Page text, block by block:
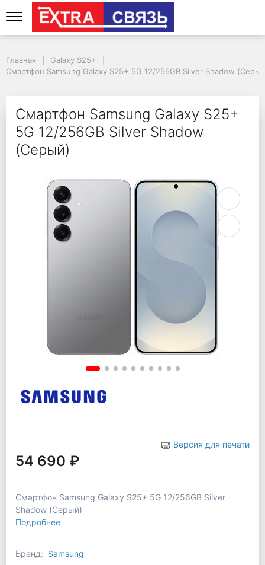
Смартфон Samsung
Главная
Galaxy S25+
Смартфон Samsung Galaxy S25+ 5G 12/256GB Silver Shadow
Смартфон Samsung Galaxy S25+
5G 12/256GB Silver Shadow
(Серый)
Версия для печати
54 690 ₽
Смартфон Samsung Galaxy S25+ 5G 12/256GB Silver
Shadow (Серый)
Подробнее
Бренд: Samsung